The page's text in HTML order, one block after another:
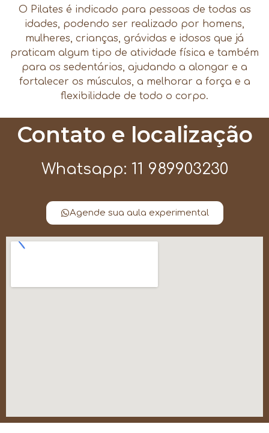
O Pilates é indicado para pessoas de todas as
idades, podendo ser realizado por homens,
mulheres, crianças, grávidas e idosos que já
praticam algum tipo de atividade física e também
para os sedentários, ajudando a alongar e a
fortalecer os músculos, a melhorar a força e a
flexibilidade de todo o corpo.
Contato e localização
Whatsapp: 11 989903230
Agende sua aula experimental